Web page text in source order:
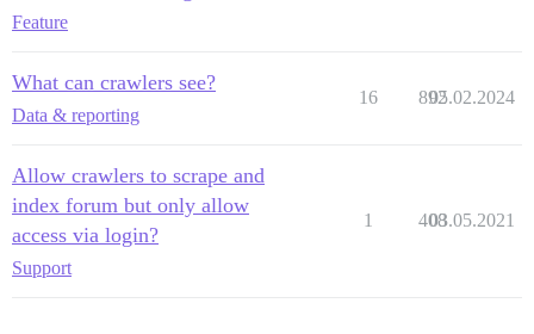
Feature
What can crawlers see?
Data & reporting
16 892
05.02.2024
Allow crawlers to scrape and
index forum but only allow
access via login?
Support
1 408
03.05.2021